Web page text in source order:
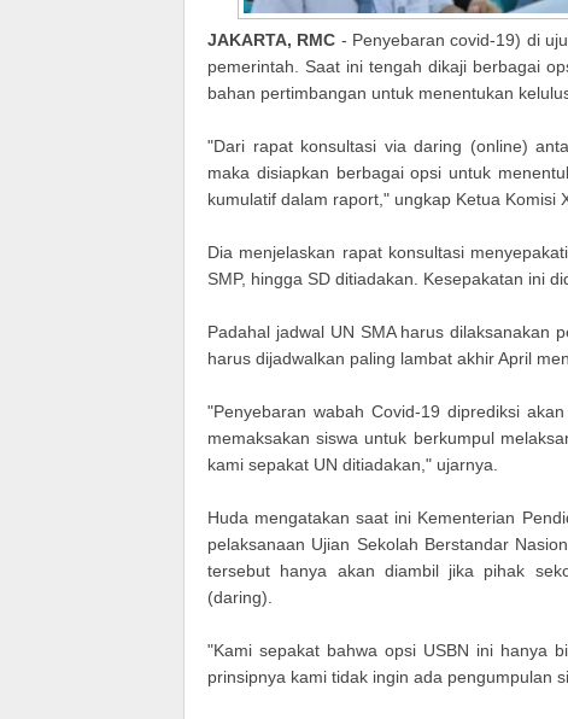
JAKARTA, RMC - Penyebaran covid-19) di
pemerintah. Saat ini tengah dikaji berbagai
bahan pertimbangan untuk menentukan
"Dari rapat konsultasi via daring (online)
maka disiapkan berbagai opsi untuk
kumulatif dalam raport," ungkap Ketua Komisi
Dia menjelaskan rapat konsultasi
SMP, hingga SD ditiadakan. Kesepakatan ini
Padahal jadwal UN SMA harus dilaksanakan
harus dijadwalkan paling lambat akhir April
"Penyebaran wabah Covid-19 diprediksi
memaksakan siswa untuk berkumpul
kami sepakat UN ditiadakan," ujarnya.
Huda mengatakan saat ini Kementerian
pelaksanaan Ujian Sekolah Berstandar
tersebut hanya akan diambil jika pihak
(daring).
"Kami sepakat bahwa opsi USBN ini hanya
prinsipnya kami tidak ingin ada pengumpulan